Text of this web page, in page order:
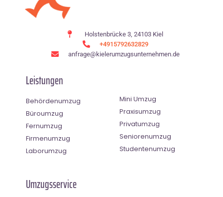
Holstenbrücke 3, 24103 Kiel
+4915792632829
anfrage@kielerumzugsunternehmen.de
Leistungen
Behördenumzug
Büroumzug
Fernumzug
Firmenumzug
Laborumzug
Mini Umzug
Praxisumzug
Privatumzug
Seniorenumzug
Studentenumzug
Umzugsservice